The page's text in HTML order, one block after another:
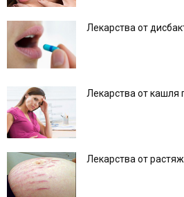
Лекарства от
Лекарства от кашля
Лекарства от